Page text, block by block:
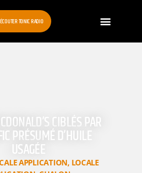
ÉCOUTER TONIC RADIO
CIBLÉS PAR
PRÉSUMÉ D’HUILE
USAGÉE
APPLICATION, LOCALE